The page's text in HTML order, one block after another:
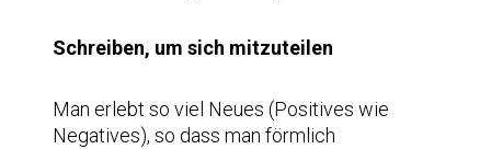
Schreiben, um sich mitzuteilen
Man erlebt so viel Neues (Positives wie
Negatives), so dass man förmlich